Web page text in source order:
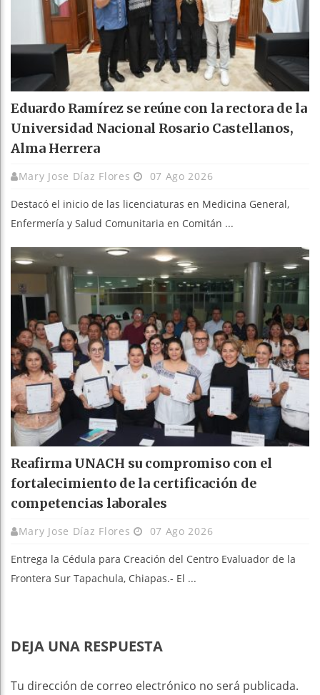
Eduardo Ramírez se reúne con la rectora de la
Universidad Nacional Rosario Castellanos,
Alma Herrera
Mary Jose Díaz Flores 07 Ago 2026
Destacó el inicio de las licenciaturas en Medicina General,
Enfermería y Salud Comunitaria en Comitán ...
Reafirma UNACH su compromiso con el
fortalecimiento de la certificación de
competencias laborales
Mary Jose Díaz Flores 07 Ago 2026
Entrega la Cédula para Creación del Centro Evaluador de la
Frontera Sur Tapachula, Chiapas.- El ...
DEJA UNA RESPUESTA
Tu dirección de correo electrónico no será publicada.